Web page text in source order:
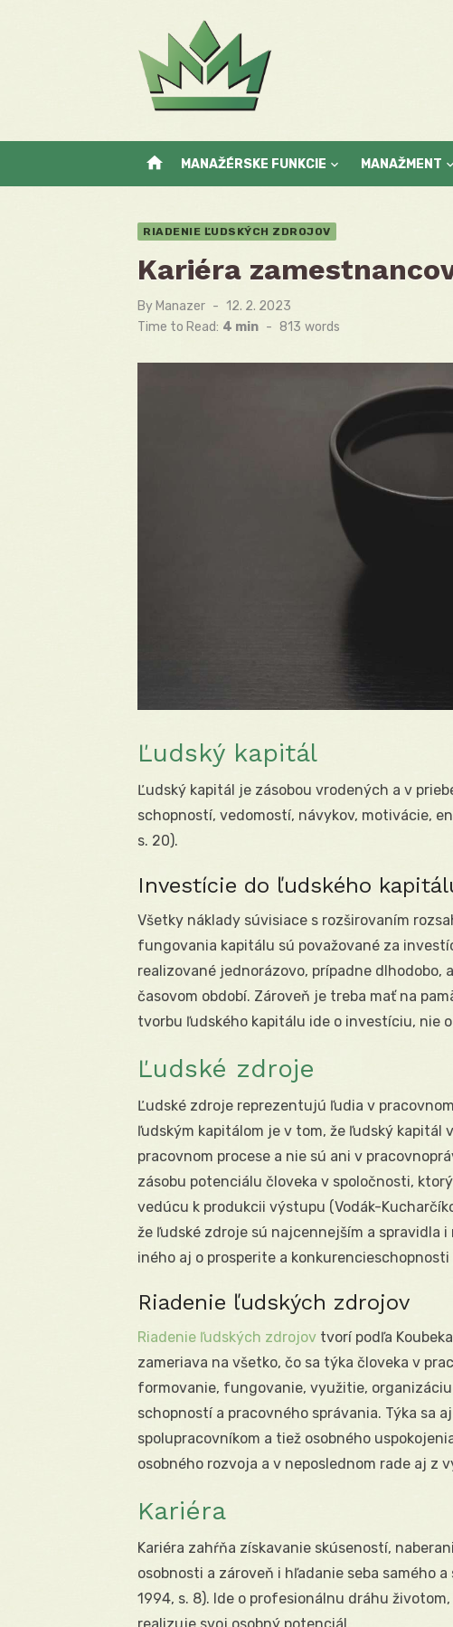
home MANAŽÉRSKE FUNKCIE MANAŽMENT
RIADENIE ĽUDSKÝCH ZDROJOV
Kariéra
By Manazer
Posted
on
12. 2. 2023
Time to Read: 4 min - 813 words
Ľudský kapitál
Ľudský kapitál je zásobou vrodených a v
schopností, vedomostí, návykov, motivácie,
s. 20).
Investície do ľudského
Všetky náklady súvisiace s rozširovaním
fungovania kapitálu sú považované za
realizované jednorázovo, prípadne dlhodobo,
časovom období. Zároveň je treba mať na
tvorbu ľudského kapitálu ide o investíciu, nie
Ľudské zdroje
Ľudské zdroje reprezentujú ľudia v
ľudským kapitálom je v tom, že ľudský
pracovnom procese a nie sú ani v
zásobu potenciálu človeka v spoločnosti,
vedúcu k produkcii výstupu (Vodák-
že ľudské zdroje sú najcennejším a spravidla
iného aj o prosperite a konkurencieschopnosti
Riadenie ľudských zdrojov
Riadenie ľudských zdrojov tvorí podľa
zameriava na všetko, čo sa týka človeka v
formovanie, fungovanie, využitie,
schopností a pracovného správania. Týka sa
spolupracovníkom a tiež osobného
osobného rozvoja a v neposlednom rade aj z
Kariéra
Kariéra zahŕňa získavanie skúseností,
osobnosti a zároveň i hľadanie seba samého
1994, s. 8). Ide o profesionálnu dráhu
realizuje svoj osobný potenciál.